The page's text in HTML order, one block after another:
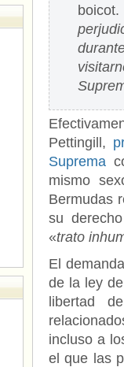
Pettingill,
Suprema
mismo
Bermudas
su
«trato
El
de la ley
libertad
incluso a
el que las